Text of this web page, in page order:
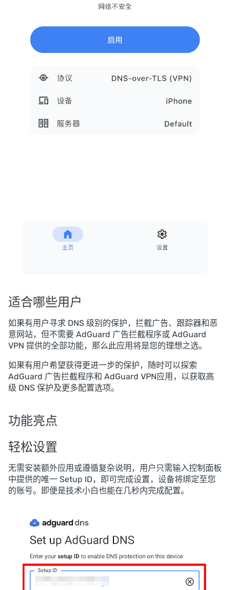
适合哪些用户
如果有用户寻求 DNS 级别的保护，拦截广告、跟踪器和恶
意网站，但不需要 AdGuard 广告拦截程序或 AdGuard
VPN 提供的全部功能，那么此应用将是您的理想之选。
如果有用户希望获得更进一步的保护，随时可以探索
AdGuard 广告拦截程序和 AdGuard VPN应用，以获取高
级 DNS 保护及更多配置选项。
功能亮点
轻松设置
无需安装额外应用或遵循复杂说明，用户只需输入控制面板
中提供的唯一 Setup ID，即可完成设置，设备将绑定至您
的账号。即便是技术小白也能在几秒内完成配置。